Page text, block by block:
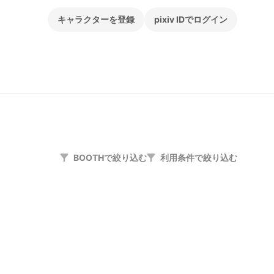
キャラクターを登録 pixiv IDでログイン
BOOTHで絞り込む 利用条件で絞り込む